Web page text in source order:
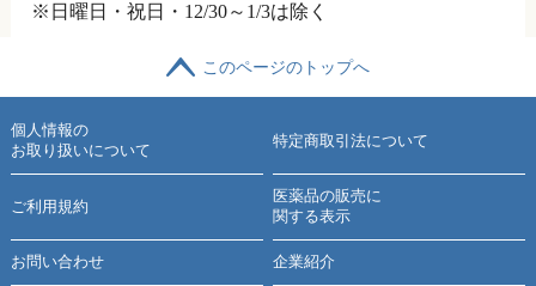
※日曜日・祝日・12/30～1/3は除く
このページのトップへ
個人情報の
お取り扱いについて
特定商取引法について
ご利用規約
医薬品の販売に
関する表示
お問い合わせ 企業紹介